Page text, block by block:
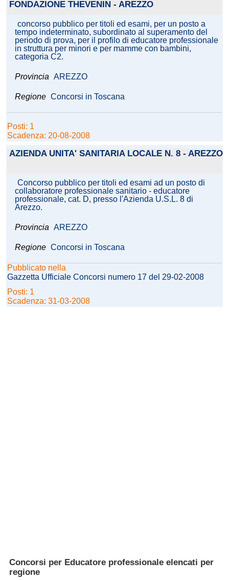
FONDAZIONE THEVENIN - AREZZO
concorso pubblico per titoli ed esami, per un posto a
tempo indeterminato, subordinato al superamento del
periodo di prova, per il profilo di educatore professionale
in struttura per minori e per mamme con bambini,
categoria C2.
Provincia AREZZO
Regione Concorsi in Toscana
Posti: 1
Scadenza: 20-08-2008
AZIENDA UNITA' SANITARIA LOCALE N. 8 - AREZZO
Concorso pubblico per titoli ed esami ad un posto di
collaboratore professionale sanitario - educatore
professionale, cat. D, presso l'Azienda U.S.L. 8 di
Arezzo.
Provincia AREZZO
Regione Concorsi in Toscana
Pubblicato nella
Gazzetta Ufficiale Concorsi numero 17 del 29-02-2008
Posti: 1
Scadenza: 31-03-2008
Concorsi per Educatore professionale elencati per
regione